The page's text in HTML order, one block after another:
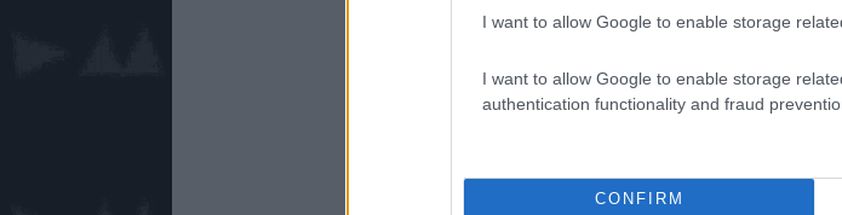
I want to allow Google to enable storage
I want to allow Google to enable storage
authentication functionality and fraud
CONFIRM